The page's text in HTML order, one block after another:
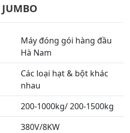
Máy đóng gói hàng đầu
Hà Nam
Các loại hạt & bột khác
nhau
200-1000kg/ 200-1500kg
380V/8KW